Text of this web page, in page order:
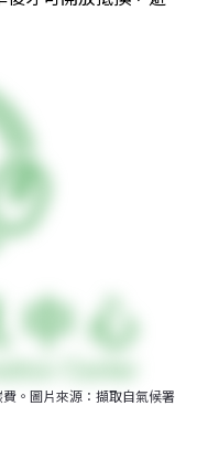
。圖片來源：擷取自氣候署